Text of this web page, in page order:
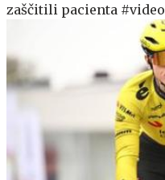
zaščitili pacienta #video